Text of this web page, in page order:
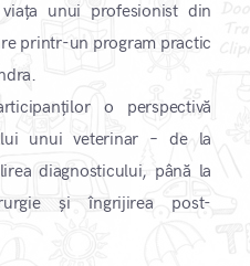
unui profesionist din
printr-un program practic
o perspectivă
unui veterinar – de la
diagnosticului, până la
și îngrijirea post-